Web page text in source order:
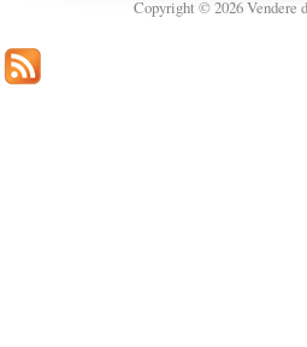
Copyright © 2026 Vendere